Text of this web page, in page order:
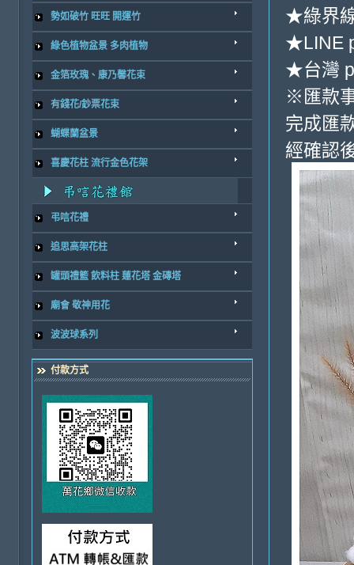
勢如破竹 旺旺 開運竹
綠色植物盆景 多肉植物
金箔玫瑰、康乃馨花束
有錢花/鈔票花束
蝴蝶蘭盆景
喜慶花柱 流行金色花架
弔唁花禮
追思高架花柱
罐頭禮籃 飲料柱 蓮花塔 金磚塔
廟會 敬神用花
波波球系列
付款方式
★綠界
★LINE
★台灣
※匯款
完成匯
經確認